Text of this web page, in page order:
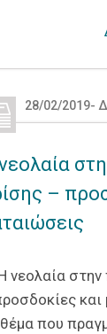
28/02/2019-
–
νεολαία στην
και
που